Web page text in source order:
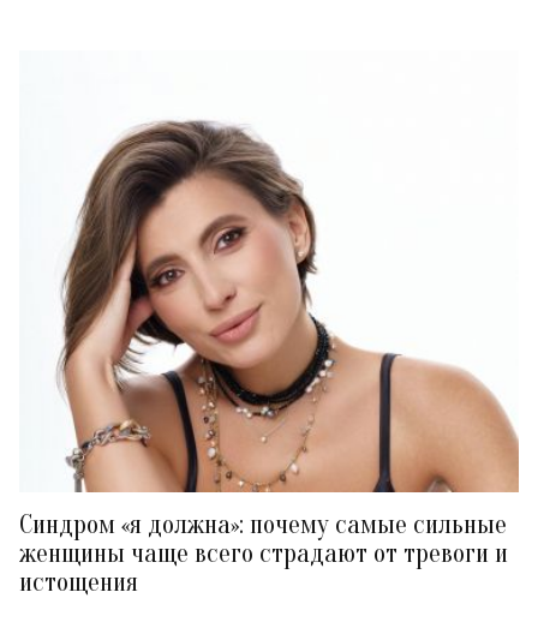
Синдром «я должна»: почему самые сильные
женщины чаще всего страдают от тревоги и
истощения